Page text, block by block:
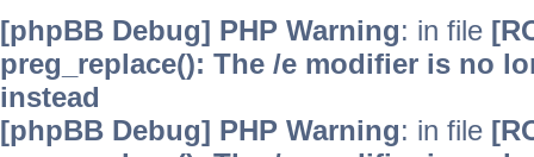
[phpBB Debug] PHP Warning: in file
preg_replace(): The /e modifier is no
instead
[phpBB Debug] PHP Warning: in file